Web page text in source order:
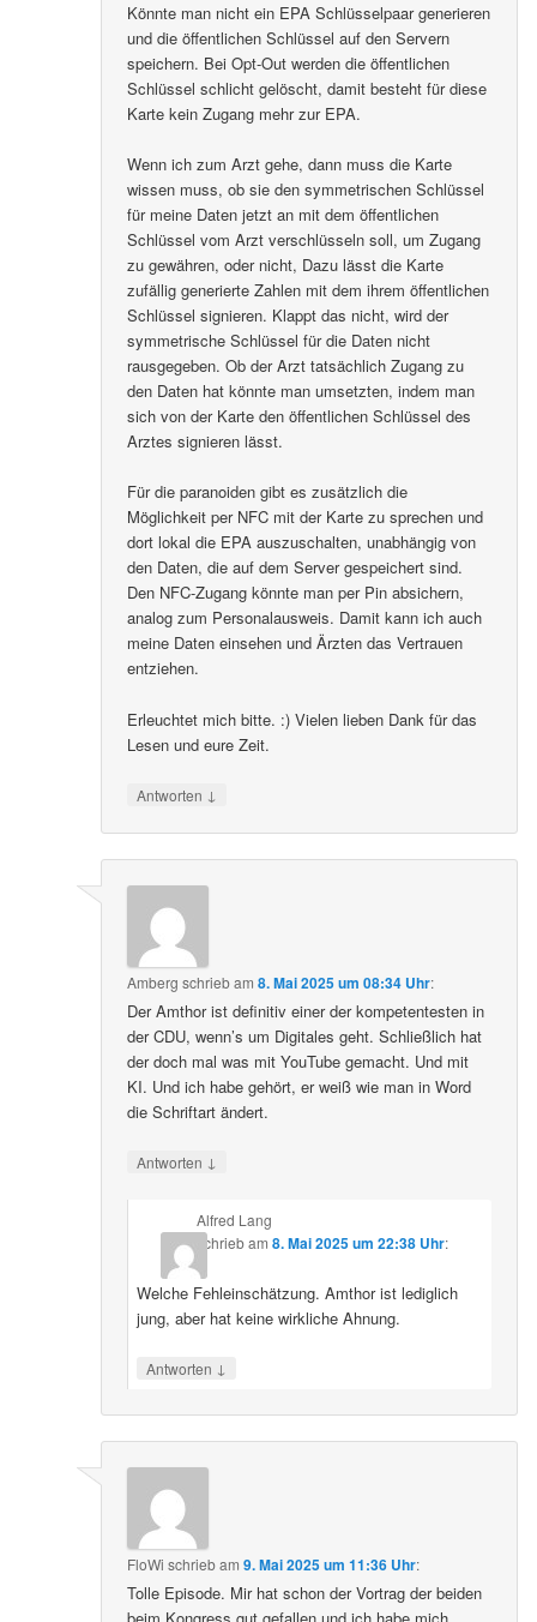
Könnte man nicht ein EPA Schlüsselpaar generieren
und die öffentlichen Schlüssel auf den Servern
speichern. Bei Opt-Out werden die öffentlichen
Schlüssel schlicht gelöscht, damit besteht für diese
Karte kein Zugang mehr zur EPA.
Wenn ich zum Arzt gehe, dann muss die Karte
wissen muss, ob sie den symmetrischen Schlüssel
für meine Daten jetzt an mit dem öffentlichen
Schlüssel vom Arzt verschlüsseln soll, um Zugang
zu gewähren, oder nicht, Dazu lässt die Karte
zufällig generierte Zahlen mit dem ihrem öffentlichen
Schlüssel signieren. Klappt das nicht, wird der
symmetrische Schlüssel für die Daten nicht
rausgegeben. Ob der Arzt tatsächlich Zugang zu
den Daten hat könnte man umsetzten, indem man
sich von der Karte den öffentlichen Schlüssel des
Arztes signieren lässt.
Für die paranoiden gibt es zusätzlich die
Möglichkeit per NFC mit der Karte zu sprechen und
dort lokal die EPA auszuschalten, unabhängig von
den Daten, die auf dem Server gespeichert sind.
Den NFC-Zugang könnte man per Pin absichern,
analog zum Personalausweis. Damit kann ich auch
meine Daten einsehen und Ärzten das Vertrauen
entziehen.
Erleuchtet mich bitte. :) Vielen lieben Dank für das
Lesen und eure Zeit.
Antworten ↓
Amberg schriebam8. Mai 2025 um 08:34 Uhr:
Der Amthor ist definitiv einer der kompetentesten in
der CDU, wenn’s um Digitales geht. Schließlich hat
der doch mal was mit YouTube gemacht. Und mit
KI. Und ich habe gehört, er weiß wie man in Word
die Schriftart ändert.
Antworten ↓
Alfred Lang
schriebam 8. Mai 2025 um 22:38 Uhr:
Welche Fehleinschätzung. Amthor ist lediglich
jung, aber hat keine wirkliche Ahnung.
Antworten ↓
FloWi schriebam9. Mai 2025 um 11:36 Uhr:
Tolle Episode. Mir hat schon der Vortrag der beiden